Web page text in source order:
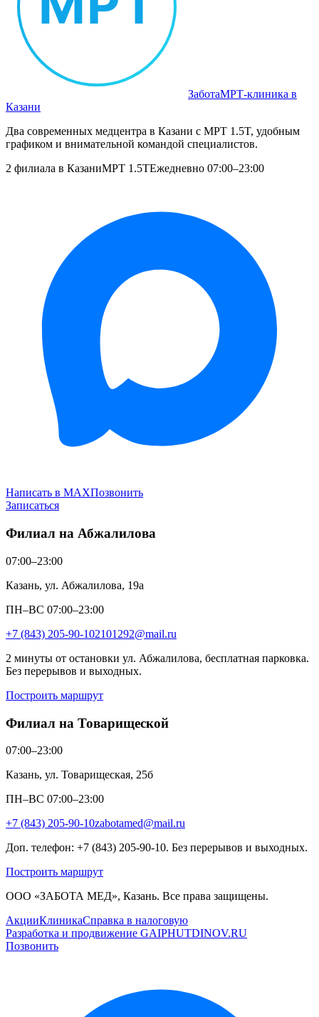
ЗаботаМРТ‑клиника в
Казани
Два современных медцентра в Казани с МРТ 1.5T, удобным
графиком и внимательной командой специалистов.
2 филиала в КазаниМРТ 1.5TЕжедневно 07:00–23:00
Написать в MAXПозвонить
Записаться
Филиал на Абжалилова
07:00–23:00
Казань, ул. Абжалилова, 19а
ПН–ВС 07:00–23:00
+7 (843) 205-90-102101292@mail.ru
2 минуты от остановки ул. Абжалилова, бесплатная парковка.
Без перерывов и выходных.
Построить маршрут
Филиал на Товарищеской
07:00–23:00
Казань, ул. Товарищеская, 25б
ПН–ВС 07:00–23:00
+7 (843) 205-90-10zabotamed@mail.ru
Доп. телефон: +7 (843) 205-90-10. Без перерывов и выходных.
Построить маршрут
ООО «ЗАБОТА МЕД», Казань. Все права защищены.
АкцииКлиникаСправка в налоговую
Разработка и продвижение GAIPHUTDINOV.RU
Позвонить